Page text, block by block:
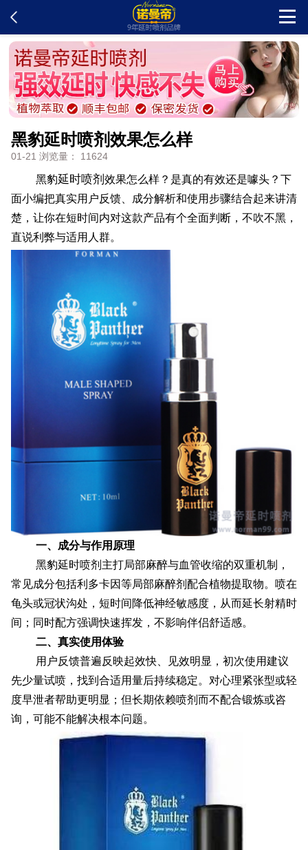
首页
新闻中心
发货查询
产品说明
黑豹延时喷剂效果怎么样
01-21 浏览量： 11624
黑豹延时喷剂 效果怎么样？是真的有效还是噱头？下
面小编把真实用户反馈、成分解析和使用步骤结合起来讲清
楚，让你在短时间内对这款产品有个全面判断，不吹不黑，
直说利弊与适用人群。
一、成分与作用原理
黑豹延时喷剂主打局部麻醉与血管收缩的双重机制，
常见成分包括利多卡因等局部麻醉剂配合植物提取物。喷在
龟头或冠状沟处，短时间降低神经敏感度，从而延长射精时
间；同时配方强调快速挥发，不影响伴侣舒适感。
二、真实使用体验
用户反馈普遍反映起效快、见效明显，初次使用建议
先少量试喷，找到合适用量后持续稳定。对心理紧张型或轻
度早泄者帮助更明显；但长期依赖喷剂而不配合锻炼或咨
询，可能不能解决根本问题。